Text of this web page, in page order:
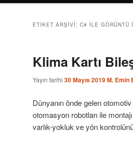
ETIKET ARŞIVI: C# ILE GÖRÜNTÜ
Klima Kartı
Yayın tarihi 30 Mayıs 2019M. Emin
Dünyanın önde gelen
otomasyon robotları ile
varlık-yokluk ve yön